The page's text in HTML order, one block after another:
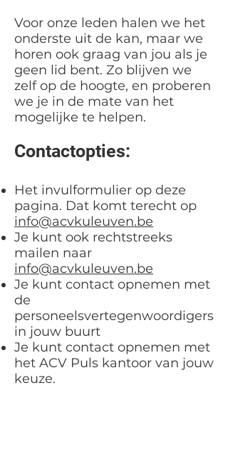
Voor onze leden halen we het
onderste uit de kan, maar we
horen ook graag van jou als je
geen lid bent. Zo blijven we
zelf op de hoogte, en proberen
we je in de mate van het
mogelijke te helpen.
Contactopties:
Het invulformulier op deze
pagina. Dat komt terecht op
info@acvkuleuven.be
Je kunt ook rechtstreeks
mailen naar
info@acvkuleuven.be
Je kunt contact opnemen met
de
personeelsvertegenwoordigers
in jouw buurt
Je kunt contact opnemen met
het ACV Puls kantoor van jouw
keuze.